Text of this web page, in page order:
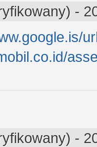
-
-